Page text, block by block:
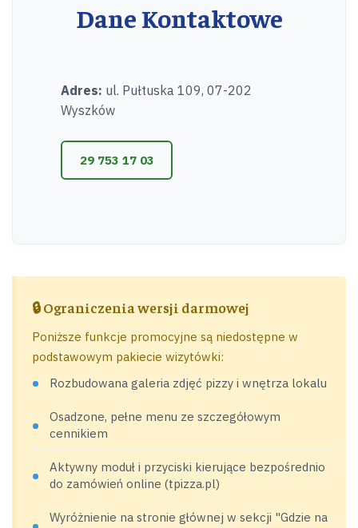
Dane Kontaktowe
Adres: ul. Pułtuska 109, 07-202
Wyszków
29 753 17 03
🔒 Ograniczenia wersji darmowej
Poniższe funkcje promocyjne są niedostępne w
podstawowym pakiecie wizytówki:
Rozbudowana galeria zdjęć pizzy i wnętrza lokalu
Osadzone, pełne menu ze szczegółowym
cennikiem
Aktywny moduł i przyciski kierujące bezpośrednio
do zamówień online (tpizza.pl)
Wyróżnienie na stronie głównej w sekcji "Gdzie na